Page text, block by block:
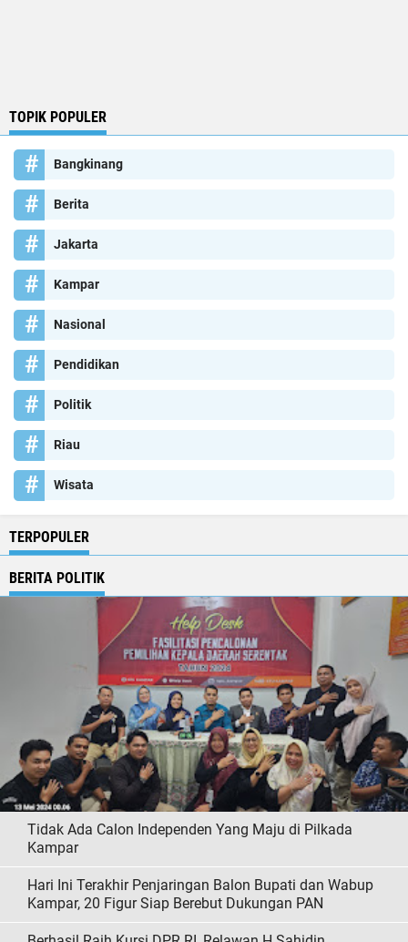
TOPIK POPULER
Bangkinang
Berita
Jakarta
Kampar
Nasional
Pendidikan
Politik
Riau
Wisata
TERPOPULER
BERITA POLITIK
Tidak Ada Calon Independen Yang Maju di Pilkada
Kampar
Hari Ini Terakhir Penjaringan Balon Bupati dan Wabup
Kampar, 20 Figur Siap Berebut Dukungan PAN